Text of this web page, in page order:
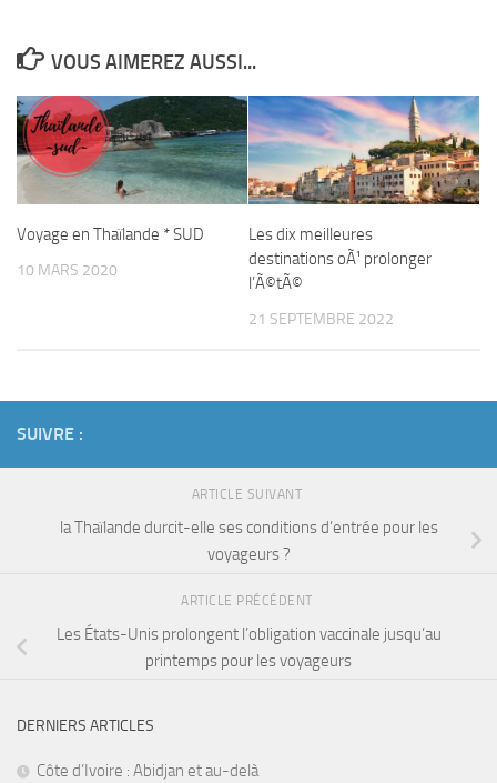
VOUS AIMEREZ AUSSI...
Voyage en Thaïlande * SUD
10 MARS 2020
Les dix meilleures
destinations oÃ¹ prolonger
l’Ã©tÃ©
21 SEPTEMBRE 2022
SUIVRE :
ARTICLE SUIVANT
la Thaïlande durcit-elle ses conditions d’entrée pour les
voyageurs ?
ARTICLE PRÉCÉDENT
Les États-Unis prolongent l’obligation vaccinale jusqu’au
printemps pour les voyageurs
DERNIERS ARTICLES
Côte d’Ivoire : Abidjan et au-delà